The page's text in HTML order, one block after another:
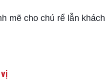
mẽ cho chú rể lẫn khách